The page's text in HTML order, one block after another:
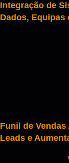
Integração de
Dados, Equipas
Funil de
Leads e